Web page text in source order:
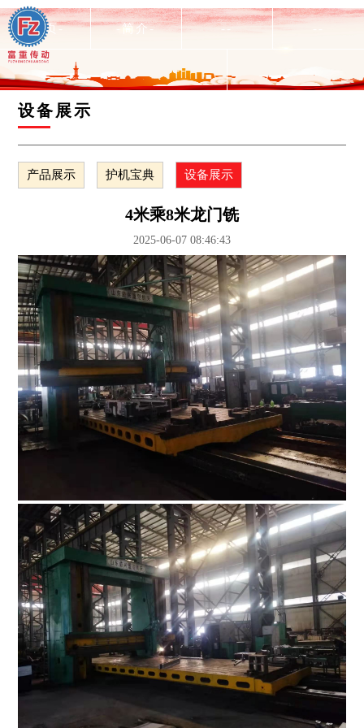
-首页- -简介- -- --
--
设备展示
产品展示 护机宝典 设备展示
4米乘8米龙门铣
2025-06-07 08:46:43